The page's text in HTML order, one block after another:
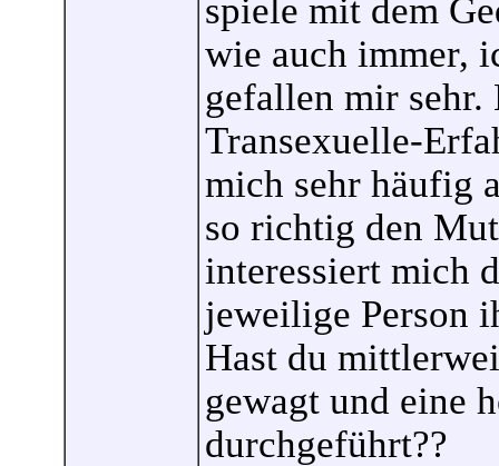
spiele mit dem
wie auch immer,
gefallen mir sehr.
Transexuelle-
mich sehr häufig
so richtig den
interessiert mich
jeweilige Person
Hast du
gewagt und eine
durchgeführt??